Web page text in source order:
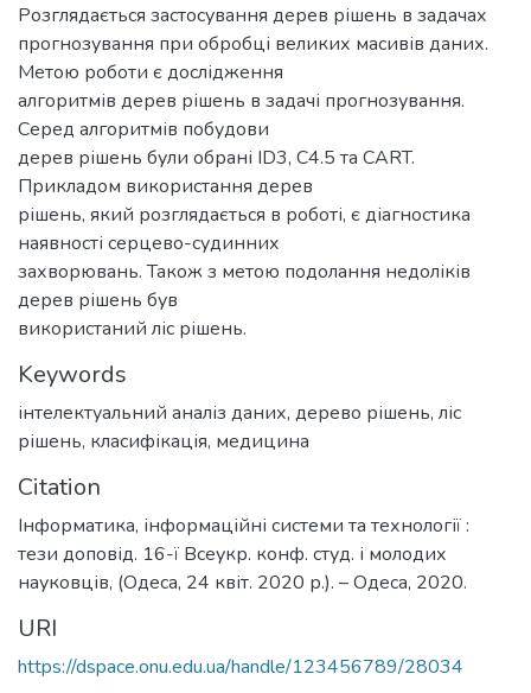
Розглядається застосування дерев рішень в задачах
прогнозування при обробці великих масивів даних.
Метою роботи є дослідження
алгоритмів дерев рішень в задачі прогнозування.
Серед алгоритмів побудови
дерев рішень були обрані ID3, С4.5 та CART.
Прикладом використання дерев
рішень, який розглядається в роботі, є діагностика
наявності серцево-судинних
захворювань. Також з метою подолання недоліків
дерев рішень був
використаний ліс рішень.
Keywords
інтелектуальний аналіз даних, дерево рішень, ліс
рішень, класифікація, медицина
Citation
Інформатика, інформаційні системи та технології :
тези доповід. 16-ї Всеукр. конф. студ. і молодих
науковців, (Одеса, 24 квіт. 2020 р.). – Одеса, 2020.
URI
https://dspace.onu.edu.ua/handle/123456789/28034